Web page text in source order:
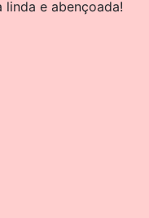
linda e abençoada!